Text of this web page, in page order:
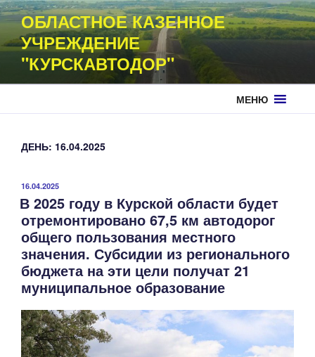
Перейти
к
содержимому
ОБЛАСТНОЕ КАЗЕННОЕ
УЧРЕЖДЕНИЕ
"КУРСКАВТОДОР"
МЕНЮ
ДЕНЬ: 16.04.2025
ОПУБЛИКОВАНО
16.04.2025
В 2025 году в Курской области будет
отремонтировано 67,5 км автодорог
общего пользования местного
значения. Субсидии из регионального
бюджета на эти цели получат 21
муниципальное образование